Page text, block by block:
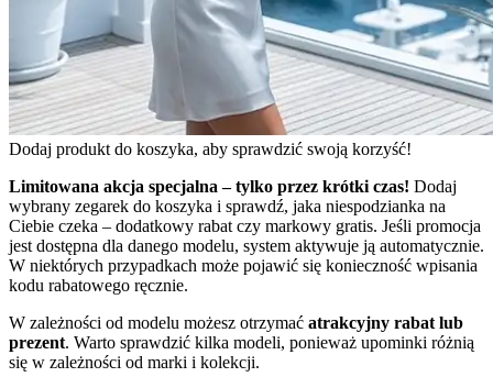
Dodaj produkt do koszyka, aby sprawdzić swoją korzyść!
Limitowana akcja specjalna – tylko przez krótki czas! Dodaj
wybrany zegarek do koszyka i sprawdź, jaka niespodzianka na
Ciebie czeka – dodatkowy rabat czy markowy gratis. Jeśli promocja
jest dostępna dla danego modelu, system aktywuje ją automatycznie.
W niektórych przypadkach może pojawić się konieczność wpisania
kodu rabatowego ręcznie.
W zależności od modelu możesz otrzymać atrakcyjny rabat lub
prezent. Warto sprawdzić kilka modeli, ponieważ upominki różnią
się w zależności od marki i kolekcji.